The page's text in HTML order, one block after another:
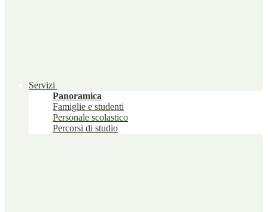
Servizi
Panoramica
Famiglie e studenti
Personale scolastico
Percorsi di studio